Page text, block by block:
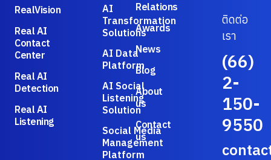
ติดต่อ
เรา
(66)
2-
150-
9550
RealVision
Real AI
Contact
Center
Real AI
Detection
Real AI
Listening
AI
Transformation
Solutions
AI Data
Platform
AI Social
Listening
Solution
Social Media
Management
Platform
Relations
Awards
News
Blog
About
us
Contact
us